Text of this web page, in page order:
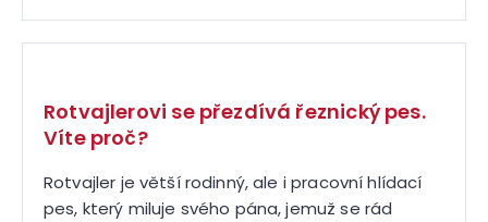
Rotvajlerovi se přezdívá řeznický pes.
Víte proč?
Rotvajler je větší rodinný, ale i pracovní hlídací
pes, který miluje svého pána, jemuž se rád